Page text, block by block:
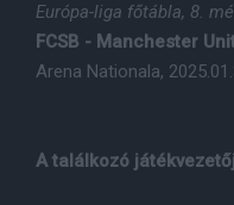
Európa-liga főtábla, 8.
FCSB - Manchester
Arena Nationala,
A találkozó